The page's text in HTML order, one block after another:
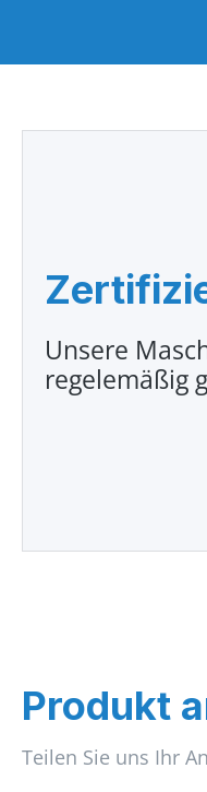
Unsere
regelemäßig
Produkt
Teilen Sie uns Ihr